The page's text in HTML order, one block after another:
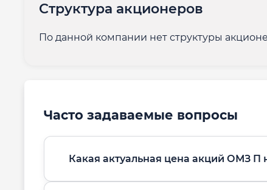
Структура акционеров
По данной компании нет структуры
Часто задаваемые вопросы
Какая актуальная цена акций ОМЗ П